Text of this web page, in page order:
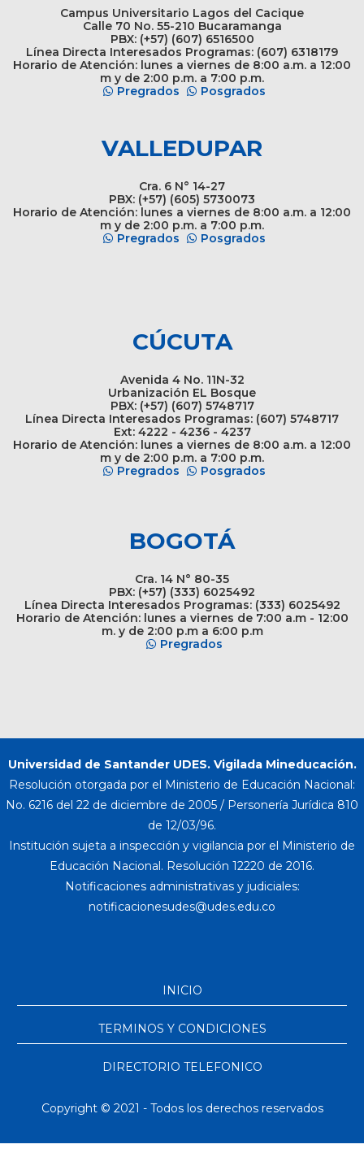
Campus Universitario Lagos del Cacique
Calle 70 No. 55-210 Bucaramanga
PBX: (+57) (607) 6516500
Línea Directa Interesados Programas: (607) 6318179
Horario de Atención: lunes a viernes de 8:00 a.m. a 12:00
m y de 2:00 p.m. a 7:00 p.m.
Pregrados
Posgrados
VALLEDUPAR
Cra. 6 N° 14-27
PBX: (+57) (605) 5730073
Horario de Atención: lunes a viernes de 8:00 a.m. a 12:00
m y de 2:00 p.m. a 7:00 p.m.
Pregrados
Posgrados
CÚCUTA
Avenida 4 No. 11N-32
Urbanización EL Bosque
PBX: (+57) (607) 5748717
Línea Directa Interesados Programas: (607) 5748717
Ext: 4222 - 4236 - 4237
Horario de Atención: lunes a viernes de 8:00 a.m. a 12:00
m y de 2:00 p.m. a 7:00 p.m.
Pregrados
Posgrados
BOGOTÁ
Cra. 14 N° 80-35
PBX: (+57) (333) 6025492
Línea Directa Interesados Programas: (333) 6025492
Horario de Atención: lunes a viernes de 7:00 a.m - 12:00
m. y de 2:00 p.m a 6:00 p.m
Pregrados
Universidad de Santander UDES. Vigilada Mineducación.
Resolución otorgada por el Ministerio de Educación Nacional:
No. 6216 del 22 de diciembre de 2005 / Personería Jurídica 810
de 12/03/96.
Institución sujeta a inspección y vigilancia por el Ministerio de
Educación Nacional. Resolución 12220 de 2016.
Notificaciones administrativas y judiciales:
INICIO
TERMINOS Y CONDICIONES
DIRECTORIO TELEFONICO
Copyright © 2021 - Todos los derechos reservados